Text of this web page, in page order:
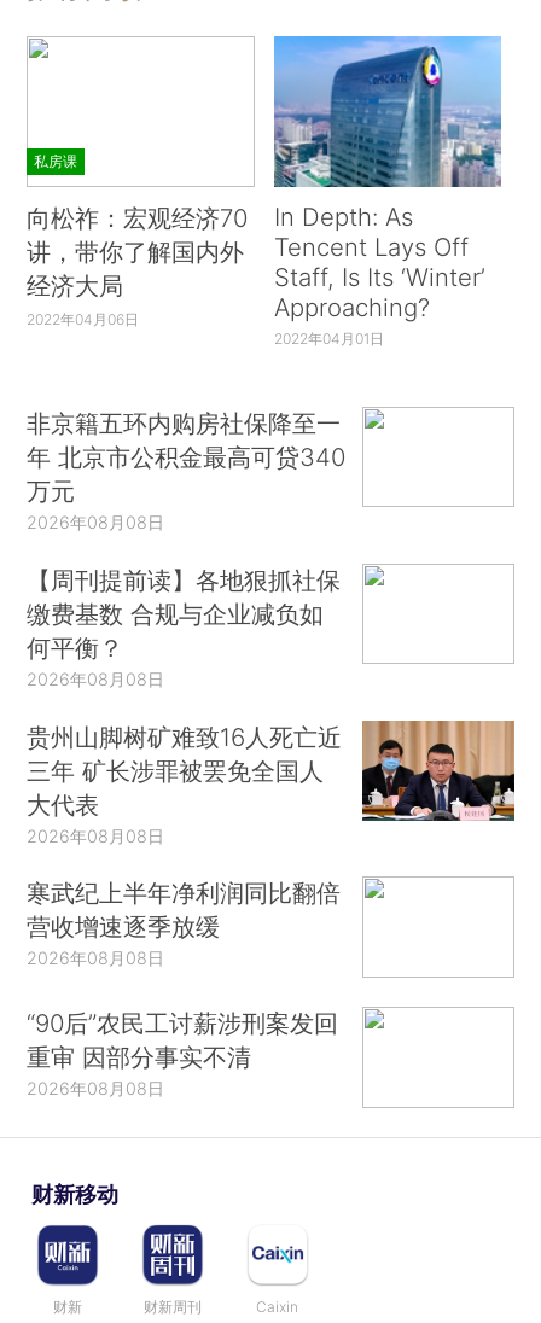
私房课
向松祚：宏观经济70
讲，带你了解国内外
经济大局
2022年04月06日
In Depth: As
Tencent Lays Off
Staff, Is Its ‘Winter’
Approaching?
2022年04月01日
非京籍五环内购房社保降至一
年 北京市公积金最高可贷340
万元
2026年08月08日
【周刊提前读】各地狠抓社保
缴费基数 合规与企业减负如
何平衡？
2026年08月08日
贵州山脚树矿难致16人死亡近
三年 矿长涉罪被罢免全国人
大代表
2026年08月08日
寒武纪上半年净利润同比翻倍
营收增速逐季放缓
2026年08月08日
“90后”农民工讨薪涉刑案发回
重审 因部分事实不清
2026年08月08日
财新移动
财新 财新周刊 Caixin